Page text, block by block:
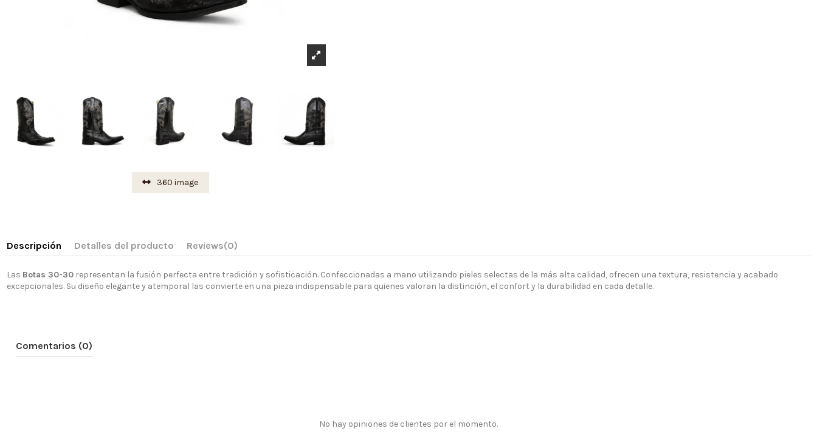
360 image
Descripción Detalles del producto Reviews(0)
Las Botas 30-30representan la fusión perfecta entre tradición y sofisticación. Confeccionadas a mano utilizando pieles selectas de la más alta calidad, ofrecen una textura, resistencia y acabado
excepcionales. Su diseño elegante y atemporal las convierte en una pieza indispensable para quienes valoran la distinción, el confort y la durabilidad en cada detalle.
Comentarios (0)
No hay opiniones de clientes por el momento.